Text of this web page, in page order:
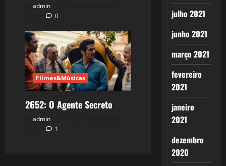
admin
0
Filmes&Músicas
2652: O Agente Secreto
admin
1
julho 2021
junho 2021
março 2021
fevereiro
2021
janeiro
2021
dezembro
2020